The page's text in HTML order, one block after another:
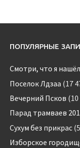
ПОПУЛЯРНЫЕ
Смотри, что я
Поселок Лдзаа (17
Вечерний Псков (10
Парад трамваев
Сухум без прикрас
Изборское